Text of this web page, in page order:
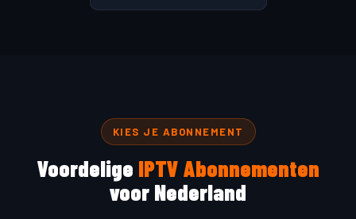
KIES JE ABONNEMENT
Voordelige IPTV Abonnementen
voor Nederland